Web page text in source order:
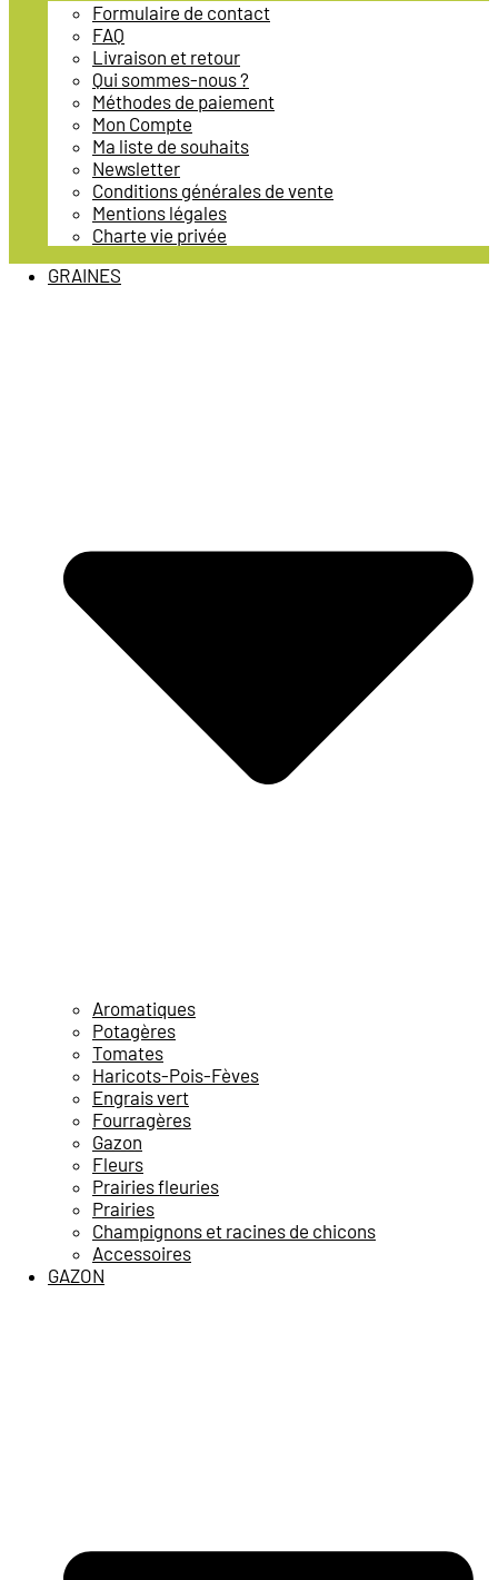
Formulaire de contact
FAQ
Livraison et retour
Qui sommes-nous ?
Méthodes de paiement
Mon Compte
Ma liste de souhaits
Newsletter
Conditions générales de vente
Mentions légales
Charte vie privée
GRAINES
Aromatiques
Potagères
Tomates
Haricots-Pois-Fèves
Engrais vert
Fourragères
Gazon
Fleurs
Prairies fleuries
Prairies
Champignons et racines de chicons
Accessoires
GAZON